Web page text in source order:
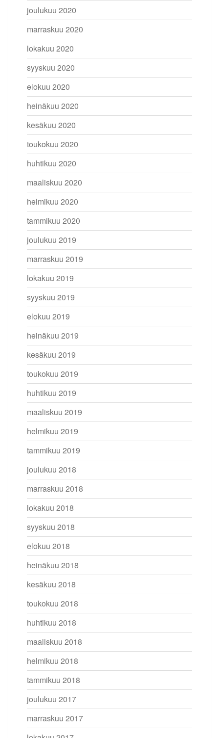
joulukuu 2020
marraskuu 2020
lokakuu 2020
syyskuu 2020
elokuu 2020
heinäkuu 2020
kesäkuu 2020
toukokuu 2020
huhtikuu 2020
maaliskuu 2020
helmikuu 2020
tammikuu 2020
joulukuu 2019
marraskuu 2019
lokakuu 2019
syyskuu 2019
elokuu 2019
heinäkuu 2019
kesäkuu 2019
toukokuu 2019
huhtikuu 2019
maaliskuu 2019
helmikuu 2019
tammikuu 2019
joulukuu 2018
marraskuu 2018
lokakuu 2018
syyskuu 2018
elokuu 2018
heinäkuu 2018
kesäkuu 2018
toukokuu 2018
huhtikuu 2018
maaliskuu 2018
helmikuu 2018
tammikuu 2018
joulukuu 2017
marraskuu 2017